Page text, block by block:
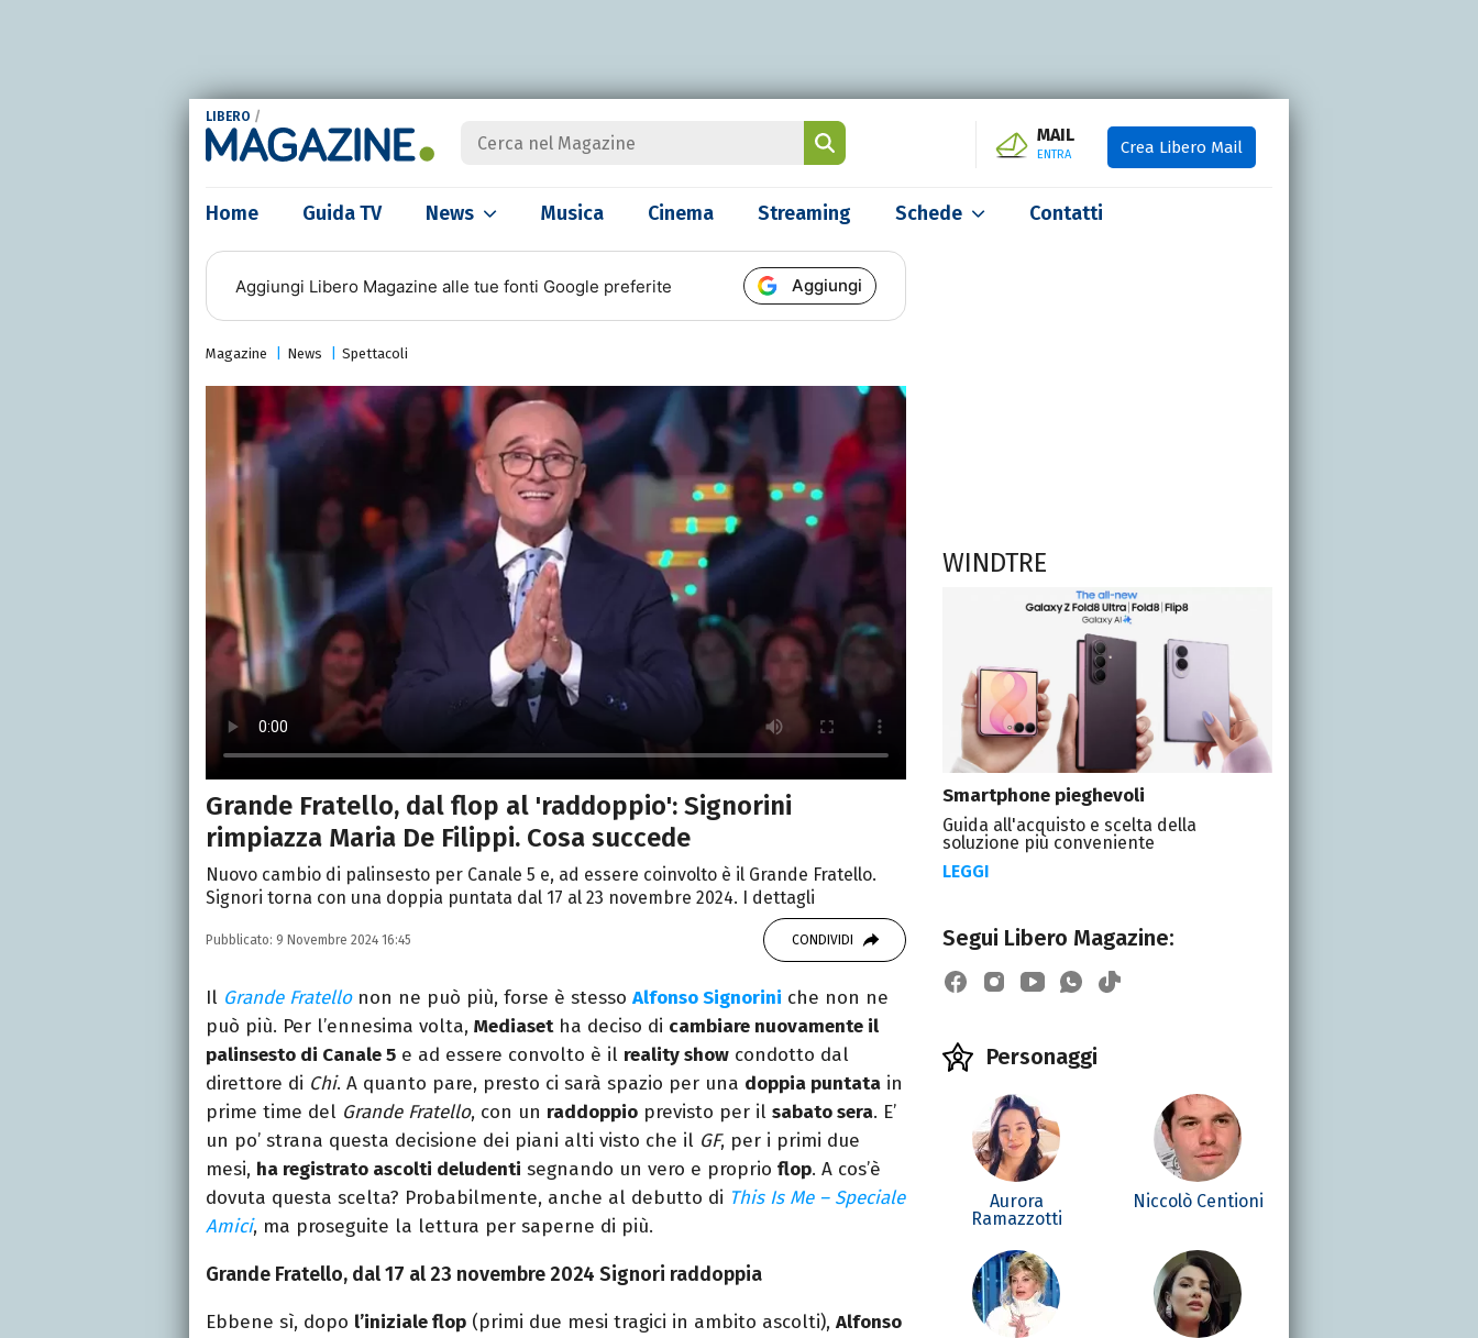
LIBERO /
MAIL
ENTRA Crea Libero Mail
Home Guida TV News Musica Cinema Streaming Schede Contatti
Aggiungi Libero Magazine alle tue fonti Google preferite Aggiungi
Magazine News Spettacoli
Grande Fratello, dal flop al 'raddoppio': Signorini
rimpiazza Maria De Filippi. Cosa succede
Nuovo cambio di palinsesto per Canale 5 e, ad essere coinvolto è il Grande Fratello.
Signori torna con una doppia puntata dal 17 al 23 novembre 2024. I dettagli
Pubblicato: 9 Novembre 2024 16:45 CONDIVIDI
Il Grande Fratellonon ne può più, forse è stesso Alfonso Signorini che non ne
può più. Per l’ennesima volta, Mediasetha deciso di cambiare nuovamente il
palinsesto di Canale 5 e ad essere convolto è il reality show condotto dal
direttore di Chi. A quanto pare, presto ci sarà spazio per una doppia puntata in
prime time del Grande Fratello, con un raddoppio previsto per il sabato sera. E’
un po’ strana questa decisione dei piani alti visto che il GF, per i primi due
mesi, ha registrato ascolti deludenti segnando un vero e proprio flop. A cos’è
dovuta questa scelta? Probabilmente, anche al debutto di This Is Me – Speciale
Amici, ma proseguite la lettura per saperne di più.
Grande Fratello, dal 17 al 23 novembre 2024 Signori raddoppia
Ebbene sì, dopo l’iniziale flop (primi due mesi tragici in ambito ascolti), Alfonso
WINDTRE
Smartphone pieghevoli
Guida all'acquisto e scelta della
soluzione più conveniente
LEGGI
Segui Libero Magazine:
Personaggi
Aurora
Ramazzotti
Niccolò Centioni